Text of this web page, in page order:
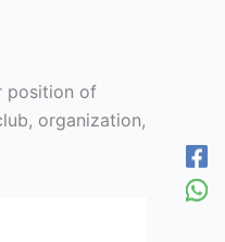
position of
organization,